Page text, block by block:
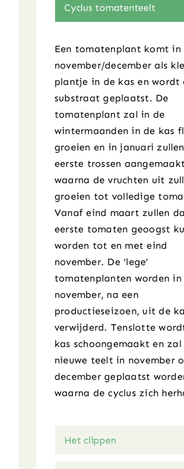
Cyclus tomatenteelt
Een tomatenplant komt in
november/december als
plantje in de kas en wordt
substraat geplaatst. De
tomatenplant zal in de
wintermaanden in de kas
groeien en in januari
eerste trossen
waarna de vruchten uit
groeien tot volledige
Vanaf eind maart zullen
eerste tomaten geoogst
worden tot en met eind
november. De ‘lege’
tomatenplanten worden in
november, na een
productieseizoen, uit de
verwijderd. Tenslotte
kas schoongemaakt en zal
nieuwe teelt in november
december geplaatst
waarna de cyclus zich
Het clippen